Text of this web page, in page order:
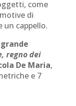
come
di
cappello.
grande
regno dei
De Maria,
e 7